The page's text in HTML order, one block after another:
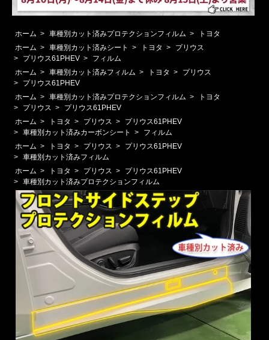
ホーム > 車種別カット済みプロテクションフィルム >
トヨタ
ホーム > 車種別カット済みシート > トヨタ >
プリウス
>
プリウス61PHEV >
フィルム
ホーム > 車種別カット済みフィルム > トヨタ >
プリウス
>
プリウス61PHEV
ホーム > 車種別カット済みプロテクションフィルム >
トヨタ
>
プリウス >
プリウス61PHEV
ホーム > トヨタ > プリウス >
プリウス61PHEV
> 車種別カット済みカーボンシート >
フィルム
ホーム > トヨタ > プリウス >
プリウス61PHEV
> 車種別カット済みフィルム
ホーム > トヨタ > プリウス >
プリウス61PHEV
> 車種別カット済みプロテクションフィルム